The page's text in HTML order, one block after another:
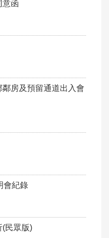
意函
房及預留通道出入會
會紀錄
(民眾版)